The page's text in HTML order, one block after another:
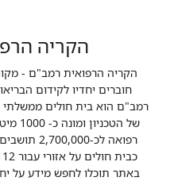
הקריה
הקריה הרפואית רמב"ם -
חוברים יחדיו לקידום
רמב"ם הוא בית חולים
של
רפואה לכ-
כבית חולים על אזורי עבור 12 בתי חולים בצפון מדינת ישראל.
באתר תוכלו לחפש מידע על